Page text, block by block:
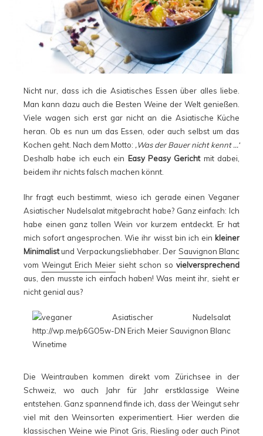
Nicht nur, dass ich die Asiatisches Essen über alles liebe.
Man kann dazu auch die Besten Weine der Welt genießen.
Viele wagen sich erst gar nicht an die Asiatische Küche
heran. Ob es nun um das Essen, oder auch selbst um das
Kochen geht. Nach dem Motto: ‚Was der Bauer nicht kennt …‘
Deshalb habe ich euch ein Easy Peasy Gerichtmit dabei,
beidem ihr nichts falsch machen könnt.
Ihr fragt euch bestimmt, wieso ich gerade einen Veganer
Asiatischer Nudelsalat mitgebracht habe? Ganz einfach: Ich
habe einen ganz tollen Wein vor kurzem entdeckt. Er hat
mich sofort angesprochen. Wie ihr wisst bin ich ein kleiner
Minimalistund Verpackungsliebhaber. Der Sauvignon Blanc
vom Weingut Erich Meier sieht schon so vielversprechend
aus, den musste ich einfach haben! Was meint ihr, sieht er
nicht genial aus?
Die Weintrauben kommen direkt vom Zürichsee in der
Schweiz, wo auch Jahr für Jahr erstklassige Weine
entstehen. Ganz spannend finde ich, dass der Weingut sehr
viel mit den Weinsorten experimentiert. Hier werden die
klassischen Weine wiePinot Gris Riesling oder auch Pinot